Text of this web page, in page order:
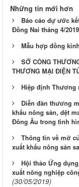
Những tin mới hơn
Báo cáo dự ước
Đồng Nai tháng 4/2019
Mẫu hợp đồng
SỞ CÔNG
THƯƠNG MẠI ĐIỆN
Hiệp định Thương
Diễn đàn thương
khẩu nông sản, dệt
Đông Âu trong tình
Thông tin về mở
xuất khẩu nông sản
Hội thảo Ứng
xuất nông nghiệp
(30/05/2019)